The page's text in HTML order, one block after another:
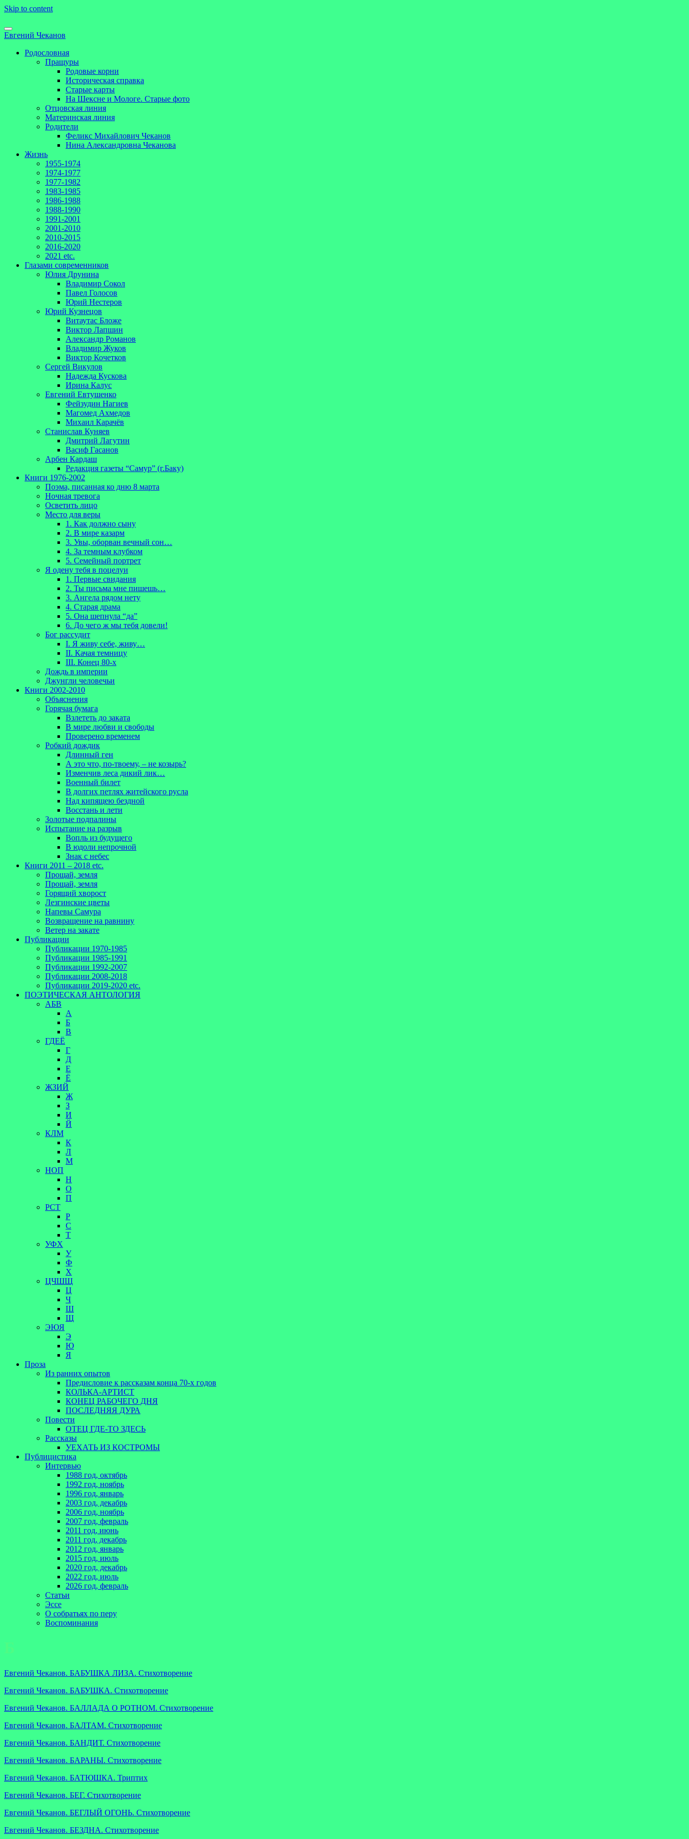
Skip to content
Евгений Чеканов
Родословная
Пращуры
Родовые корни
Историческая справка
Старые карты
На Шексне и Мологе. Старые фото
Отцовская линия
Материнская линия
Родители
Феликс Михайлович Чеканов
Нина Александровна Чеканова
Жизнь
1955-1974
1974-1977
1977-1982
1983-1985
1986-1988
1988-1990
1991-2001
2001-2010
2010-2015
2016-2020
2021 etc.
Глазами современников
Юлия Друнина
Владимир Сокол
Павел Голосов
Юрий Нестеров
Юрий Кузнецов
Витаутас Бложе
Виктор Лапшин
Александр Романов
Владимир Жуков
Виктор Кочетков
Сергей Викулов
Надежда Кускова
Ирина Калус
Евгений Евтушенко
Фейзудин Нагиев
Магомед Ахмедов
Михаил Карачёв
Станислав Куняев
Дмитрий Лагутин
Васиф Гасанов
Арбен Кардаш
Редакция газеты “Самур” (г.Баку)
Книги 1976-2002
Поэма, писанная ко дню 8 марта
Ночная тревога
Осветить лицо
Место для веры
1. Как должно сыну
2. В мире казарм
3. Увы, оборван вечный сон…
4. За темным клубком
5. Семейный портрет
Я одену тебя в поцелуи
1. Первые свидания
2. Ты письма мне пишешь…
3. Ангела рядом нету
4. Старая драма
5. Она шепнула “да”
6. До чего ж мы тебя довели!
Бог рассудит
I. Я живу себе, живу…
II. Качая темницу
III. Конец 80-х
Дождь в империи
Джунгли человечьи
Книги 2002-2010
Объяснения
Горячая бумага
Взлететь до заката
В мире любви и свободы
Проверено временем
Робкий дождик
Длинный ген
А это что, по-твоему, – не козырь?
Изменчив леса дикий лик…
Военный билет
В долгих петлях житейского русла
Над кипящею бездной
Восстань и лети
Золотые подпалины
Испытание на разрыв
Вопль из будущего
В юдоли непрочной
Знак с небес
Книги 2011 – 2018 etc.
Прощай, земля
Прощай, земля
Горящий хворост
Лезгинские цветы
Напевы Самура
Возвращение на равнину
Ветер на закате
Публикации
Публикации 1970-1985
Публикации 1985-1991
Публикации 1992-2007
Публикации 2008-2018
Публикации 2019-2020 etc.
ПОЭТИЧЕСКАЯ АНТОЛОГИЯ
АБВ
А
Б
В
ГДЕЁ
Г
Д
Е
Ё
ЖЗИЙ
Ж
З
И
Й
КЛМ
К
Л
М
НОП
Н
О
П
РСТ
Р
С
Т
УФХ
У
Ф
Х
ЦЧШЩ
Ц
Ч
Ш
Щ
ЭЮЯ
Э
Ю
Я
Проза
Из ранних опытов
Предисловие к рассказам конца 70-х годов
КОЛЬКА-АРТИСТ
КОНЕЦ РАБОЧЕГО ДНЯ
ПОСЛЕДНЯЯ ДУРА
Повести
ОТЕЦ ГДЕ-ТО ЗДЕСЬ
Рассказы
УЕХАТЬ ИЗ КОСТРОМЫ
Публицистика
Интервью
1988 год, октябрь
1992 год, ноябрь
1996 год, январь
2003 год, декабрь
2006 год, ноябрь
2007 год, февраль
2011 год, июнь
2011 год, декабрь
2012 год, январь
2015 год, июль
2020 год, декабрь
2022 год, июль
2026 год, февраль
Статьи
Эссе
О собратьях по перу
Воспоминания
Евгений Чеканов. БАБУШКА ЛИЗА. Стихотворение
Евгений Чеканов. БАБУШКА. Стихотворение
Евгений Чеканов. БАЛЛАДА О РОТНОМ. Стихотворение
Евгений Чеканов. БАЛТАМ. Стихотворение
Евгений Чеканов. БАНДИТ. Стихотворение
Евгений Чеканов. БАРАНЫ. Стихотворение
Евгений Чеканов. БАТЮШКА. Триптих
Евгений Чеканов. БЕГ. Стихотворение
Евгений Чеканов. БЕГЛЫЙ ОГОНЬ. Стихотворение
Евгений Чеканов. БЕЗДНА. Стихотворение